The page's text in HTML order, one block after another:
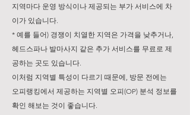
지역마다 운영 방식이나 제공되는 부가 서비스에 차
이가 있습니다.
* 예를 들어) 경쟁이 치열한 지역은 가격을 낮추거나,
헤드스파나 발마사지 같은 추가 서비스를 무료로 제
공하는 곳도 있습니다.
이처럼 지역별 특성이 다르기 때문에, 방문 전에는
오피랭킹에서 제공하는 지역별 오피(OP) 분석 정보를
확인 해보는 것이 좋습니다.